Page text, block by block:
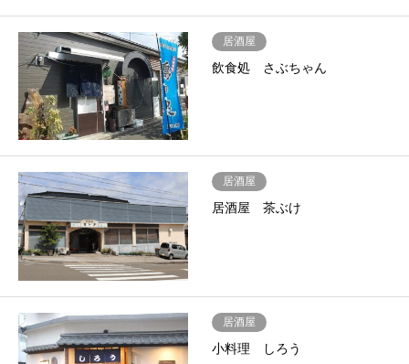
居酒屋
飲食処 さぶちゃん
居酒屋
居酒屋 茶ぶけ
居酒屋
小料理 しろう